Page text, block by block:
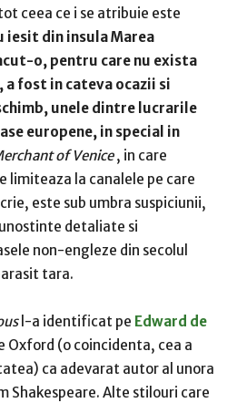
ceea ce i se atribuie este
iesit din insula Marea
o, pentru care nu exista
fost in cateva ocazii si
unele dintre lucrarile
europene, in special in
of Venice, in care
limiteaza la canalele pe care
este sub umbra suspiciunii,
detaliate si
non-engleze din secolul
tara.
l-a identificat pe Edward de
Oxford (o coincidenta, cea a
ca adevarat autor al unora
Shakespeare. Alte stilouri care